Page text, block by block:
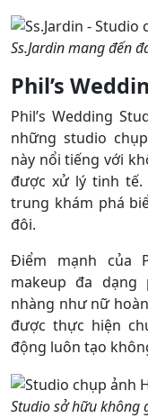
Ss.Jardin mang đến
Phil’s
Phil’s Wedding
những studio
này nổi tiếng với
được xử lý tinh
trung khám phá
đôi.
Điểm mạnh của
makeup đa dạng
nhàng như nữ
được thực hiện
động luôn tạo
Studio sở hữu không